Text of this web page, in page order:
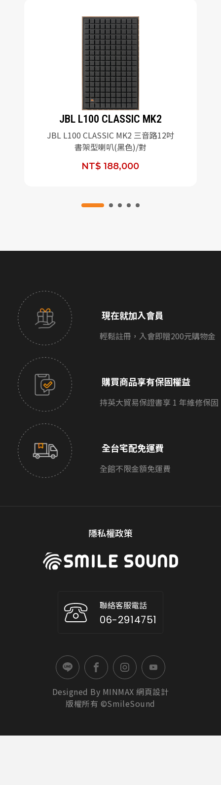
JBL L100 CLASSIC MK2
JBL L100 CLASSIC MK2 三音路12吋
書架型喇叭(黑色)/對
NT$ 188,000
現在就加入會員
輕鬆註冊，入會即贈200元購物金
購買商品享有保固權益
持英大貿易保證書享 1 年維修保固
全台宅配免運費
全館不限金額免運費
隱私權政策
聯絡客服電話
06-2914751
Designed By MINMAX 網頁設計
版權所有 ©SmileSound